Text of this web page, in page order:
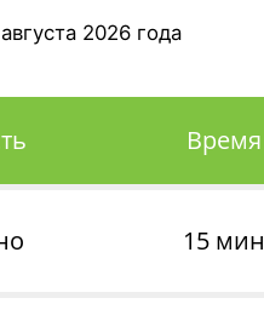
2026года
Время
15 мин